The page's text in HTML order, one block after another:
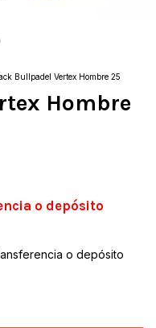
Bullpadel Vertex Hombre 25
Hombre
o depósito
o depósito